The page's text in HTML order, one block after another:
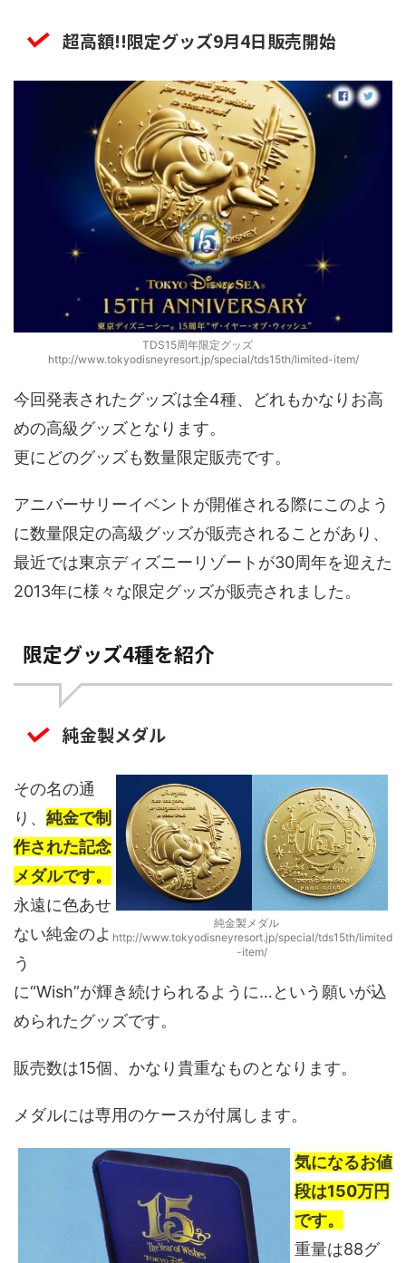
超高額!!限定グッズ9月4日販売開始
TDS15周年限定グッズ
http://www.tokyodisneyresort.jp/special/tds15th/limited-item/
今回発表されたグッズは全4種、どれもかなりお高
めの高級グッズとなります。
更にどのグッズも数量限定販売です。
アニバーサリーイベントが開催される際にこのよう
に数量限定の高級グッズが販売されることがあり、
最近では東京ディズニーリゾートが30周年を迎えた
2013年に様々な限定グッズが販売されました。
限定グッズ4種を紹介
純金製メダル
純金製メダル
http://www.tokyodisneyresort.jp/special/tds15th/limited
-item/
その名の通
り、 純金で制
作された記念
メダルです。
永遠に色あせ
ない純金のよ
う
に“Wish”が輝き続けられるように…という願いが込
められたグッズです。
販売数は15個、かなり貴重なものとなります。
メダルには専用のケースが付属します。
気になるお値
段は150万円
です。
重量は88グ